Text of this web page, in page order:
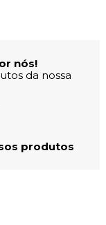
nós!
da nossa
produtos